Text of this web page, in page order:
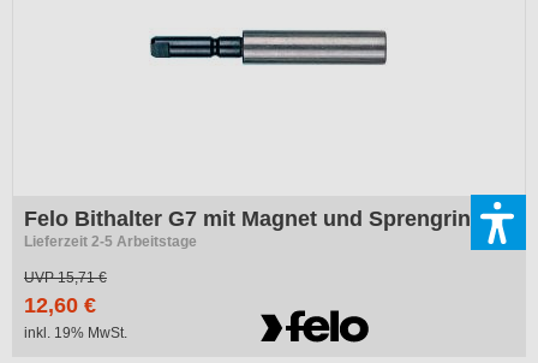
Felo Bithalter G7 mit Magnet und Sprengring
Lieferzeit 2-5 Arbeitstage
UVP15,71 €
12,60 €
inkl. 19% MwSt.